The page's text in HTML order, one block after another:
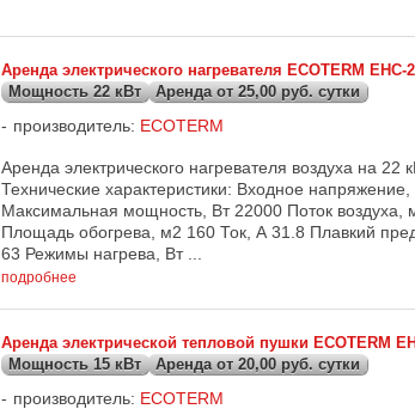
Аренда электрического нагревателя ECOTERM EHC-
Мощность 22 кВт
Аренда от 25,00 руб. сутки
производитель: ECOTERM
Аренда электрического нагревателя воздуха на 22
Технические характеристики: Входное
Максимальная мощность, Вт 22000 Поток воздуха,
Площадь обогрева, м2 160 Ток, А 31.8 Плавкий
63 Режимы нагрева, Вт ...
подробнее
Аренда электрической тепловой пушки ECOTERM
Мощность 15 кВт
Аренда от 20,00 руб. сутки
производитель: ECOTERM